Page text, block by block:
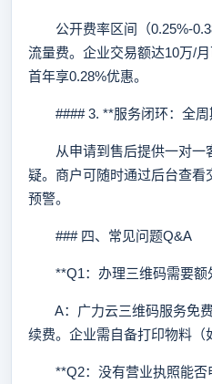
公开费率区间（0.25%-
流量费。企业交易额达10万/
首年享0.28%优惠。
#### 3. **服务闭环：全周
从申请到售后提供一对一
疑。商户可随时通过后台查看
预警。
### 四、常见问题Q&A
**Q1：办理三维码需要额
A：广力云三维码服务免费
续费。企业需自备打印物料（
**Q2：没有营业执照能否